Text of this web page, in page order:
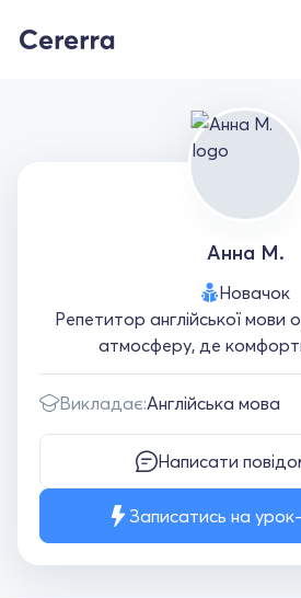
Анна М.
Новачок
Репетитор англійської
атмосферу, де
Викладає:Англійська мова
Написати
Записатись на урок